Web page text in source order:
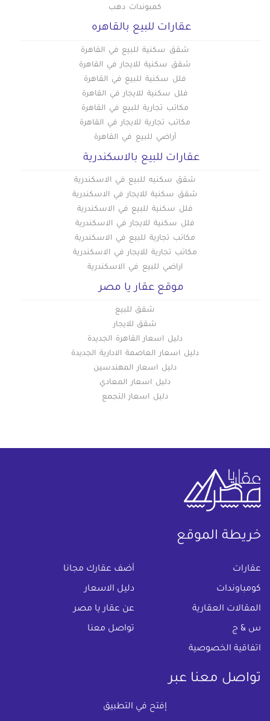
إفتح في التطبيق
كمبوندات دهب
عقارات للبيع بالقاهره
شقق سكنية للبيع في القاهرة
شقق سكنية للايجار في القاهرة
فلل سكنية للبيع في القاهرة
فلل سكنية للايجار في القاهرة
مكاتب تجارية للبيع في القاهرة
مكاتب تجارية للايجار في القاهرة
أراضي للبيع في القاهرة
عقارات للبيع بالاسكندرية
شقق سكنيه للبيع في الاسكندرية
شقق سكنية للايجار في الاسكندرية
فلل سكنية للبيع في الاسكندرية
فلل سكنية للايجار في الاسكندرية
مكاتب تجارية للبيع في الاسكندرية
مكاتب تجارية للايجار في الاسكندرية
اراضي للبيع في الاسكندرية
موقع عقار يا مصر
شقق للبيع
شقق للايجار
دليل اسعار القاهرة الجديدة
دليل اسعار العاصمة الادارية الجديدة
دليل اسعار المهندسين
دليل اسعار المعادي
دليل اسعار التجمع
خريطة الموقع
عقارات أضف عقارك مجانا
كومباوندات دليل الاسعار
المقالات العقارية عن عقار يا مصر
س & ج تواصل معنا
اتفاقية الخصوصية
تواصل معنا عبر
info@aqaryamasr.com